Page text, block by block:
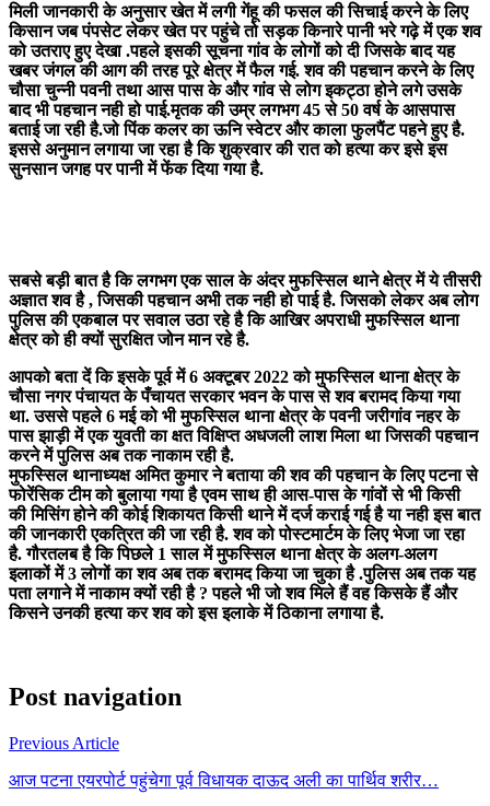
मिली जानकारी के अनुसार खेत में लगी गेंहू की फसल की सिचाई करने के लिए
किसान जब पंपसेट लेकर खेत पर पहुंचे तो सड़क किनारे पानी भरे गढ़े में एक शव
को उतराए हुए देखा .पहले इसकी सूचना गांव के लोगों को दी जिसके बाद यह
खबर जंगल की आग की तरह पूरे क्षेत्र में फैल गई. शव की पहचान करने के लिए
चौसा चुन्नी पवनी तथा आस पास के और गांव से लोग इकट्ठा होने लगे उसके
बाद भी पहचान नही हो पाई.मृतक की उम्र लगभग 45 से 50 वर्ष के आसपास
बताई जा रही है.जो पिंक कलर का ऊनि स्वेटर और काला फुलपैंट पहने हुए है.
इससे अनुमान लगाया जा रहा है कि शुक्रवार की रात को हत्या कर इसे इस
सुनसान जगह पर पानी में फेंक दिया गया है.
सबसे बड़ी बात है कि लगभग एक साल के अंदर मुफस्सिल थाने क्षेत्र में ये तीसरी
अज्ञात शव है , जिसकी पहचान अभी तक नही हो पाई है. जिसको लेकर अब लोग
पुलिस की एकबाल पर सवाल उठा रहे है कि आखिर अपराधी मुफस्सिल थाना
क्षेत्र को ही क्यों सुरक्षित जोन मान रहे है.
आपको बता दें कि इसके पूर्व में 6 अक्टूबर 2022 को मुफस्सिल थाना क्षेत्र के
चौसा नगर पंचायत के पँचायत सरकार भवन के पास से शव बरामद किया गया
था. उससे पहले 6 मई को भी मुफस्सिल थाना क्षेत्र के पवनी जरीगांव नहर के
पास झाड़ी में एक युवती का क्षत विक्षिप्त अधजली लाश मिला था जिसकी पहचान
करने में पुलिस अब तक नाकाम रही है.
मुफस्सिल थानाध्यक्ष अमित कुमार ने बताया की शव की पहचान के लिए पटना से
फोरेंसिक टीम को बुलाया गया है एवम साथ ही आस-पास के गांवों से भी किसी
की मिसिंग होने की कोई शिकायत किसी थाने में दर्ज कराई गई है या नही इस बात
की जानकारी एकत्रित की जा रही है. शव को पोस्टमार्टम के लिए भेजा जा रहा
है. गौरतलब है कि पिछले 1 साल में मुफस्सिल थाना क्षेत्र के अलग-अलग
इलाकों में 3 लोगों का शव अब तक बरामद किया जा चुका है .पुलिस अब तक यह
पता लगाने में नाकाम क्यों रही है ? पहले भी जो शव मिले हैं वह किसके हैं और
किसने उनकी हत्या कर शव को इस इलाके में ठिकाना लगाया है.
Post navigation
Previous Article
आज पटना एयरपोर्ट पहुंचेगा पूर्व विधायक दाऊद अली का पार्थिव शरीर…